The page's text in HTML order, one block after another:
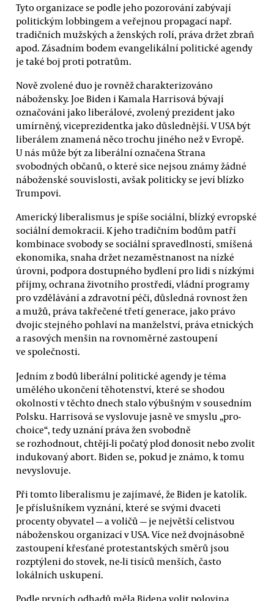
Tyto organizace se podle jeho pozorování zabývají
politickým lobbingem a veřejnou propagací např.
tradičních mužských a ženských rolí, práva držet zbraň
apod. Zásadním bodem evangelikální politické agendy
je také boj proti potratům.
Nově zvolené duo je rovněž charakterizováno
nábožensky. Joe Biden i Kamala Harrisová bývají
označováni jako liberálové, zvolený prezident jako
umírněný, viceprezidentka jako důslednější. V USA být
liberálem znamená něco trochu jiného než v Evropě.
U nás může být za liberální označena Strana
svobodných občanů, o které sice nejsou známy žádné
náboženské souvislosti, avšak politicky se jeví blízko
Trumpovi.
Americký liberalismus je spíše sociální, blízký evropské
sociální demokracii. K jeho tradičním bodům patří
kombinace svobody se sociální spravedlností, smíšená
ekonomika, snaha držet nezaměstnanost na nízké
úrovni, podpora dostupného bydlení pro lidi s nízkými
příjmy, ochrana životního prostředí, vládní programy
pro vzdělávání a zdravotní péči, důsledná rovnost žen
a mužů, práva takřečené třetí generace, jako právo
dvojic stejného pohlaví na manželství, práva etnických
a rasových menšin na rovnoměrné zastoupení
ve společnosti.
Jedním z bodů liberální politické agendy je téma
umělého ukončení těhotenství, které se shodou
okolností v těchto dnech stalo výbušným v sousedním
Polsku. Harrisová se vyslovuje jasně ve smyslu „pro-
choice“, tedy uznání práva žen svobodně
se rozhodnout, chtějí-li počatý plod donosit nebo zvolit
indukovaný abort. Biden se, pokud je známo, k tomu
nevyslovuje.
Při tomto liberalismu je zajímavé, že Biden je katolík.
Je příslušníkem vyznání, které se svými dvaceti
procenty obyvatel — a voličů — je největší celistvou
náboženskou organizací v USA. Více než dvojnásobně
zastoupení křesťané protestantských směrů jsou
rozptýleni do stovek, ne-li tisíců menších, často
lokálních uskupení.